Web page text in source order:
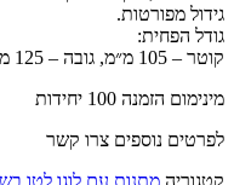
גידול מפורטות.
גודל הפחית:
קוטר – 105 מ״מ, גובה – 125 מ״מ
מינימום הזמנה 100 יחידות
לפרטים נוספים צרו קשר